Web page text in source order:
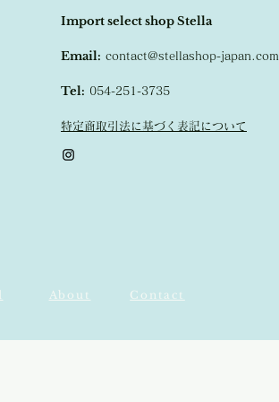
Import select shop Stella
Email: contact@stellashop-japan.com
Tel: 054-251-3735
特定商取引法に基づく表記について
​About ​Contact